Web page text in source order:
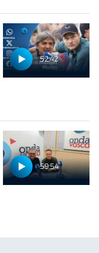
52:42
59:54